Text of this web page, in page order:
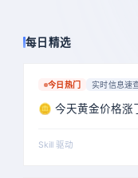
每日精选
今日热门 实时信息速
🪙 今天黄金价格涨
Skill 驱动